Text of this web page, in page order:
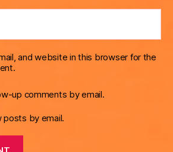
and website in this browser for the
up comments by email.
posts by email.